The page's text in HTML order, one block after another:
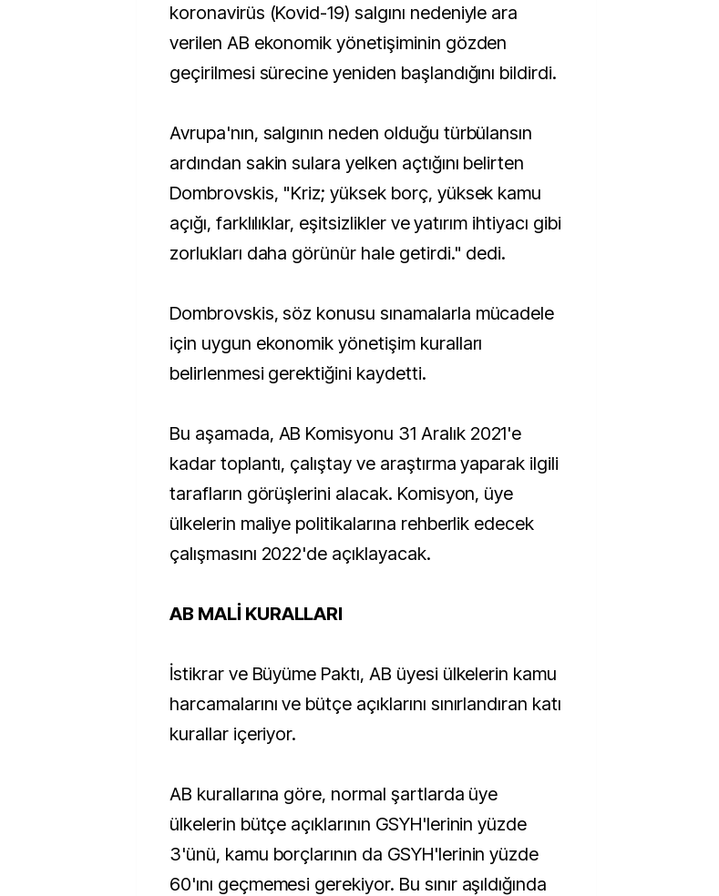
koronavirüs (Kovid-19) salgını nedeniyle ara
verilen AB ekonomik yönetişiminin gözden
geçirilmesi sürecine yeniden başlandığını bildirdi.
Avrupa'nın, salgının neden olduğu türbülansın
ardından sakin sulara yelken açtığını belirten
Dombrovskis, "Kriz; yüksek borç, yüksek kamu
açığı, farklılıklar, eşitsizlikler ve yatırım ihtiyacı gibi
zorlukları daha görünür hale getirdi." dedi.
Dombrovskis, söz konusu sınamalarla mücadele
için uygun ekonomik yönetişim kuralları
belirlenmesi gerektiğini kaydetti.
Bu aşamada, AB Komisyonu 31 Aralık 2021'e
kadar toplantı, çalıştay ve araştırma yaparak ilgili
tarafların görüşlerini alacak. Komisyon, üye
ülkelerin maliye politikalarına rehberlik edecek
çalışmasını 2022'de açıklayacak.
AB MALİ KURALLARI
İstikrar ve Büyüme Paktı, AB üyesi ülkelerin kamu
harcamalarını ve bütçe açıklarını sınırlandıran katı
kurallar içeriyor.
AB kurallarına göre, normal şartlarda üye
ülkelerin bütçe açıklarının GSYH'lerinin yüzde
3'ünü, kamu borçlarının da GSYH'lerinin yüzde
60'ını geçmemesi gerekiyor. Bu sınır aşıldığında